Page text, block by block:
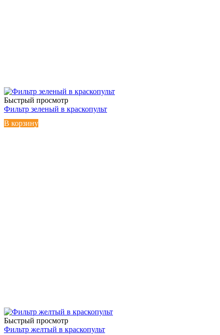
Быстрый просмотр
Фильтр зеленый в краскопульт
В корзину
Быстрый просмотр
Фильтр желтый в краскопульт